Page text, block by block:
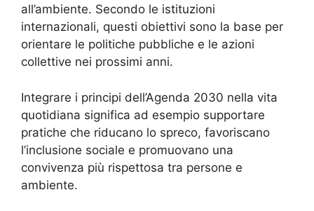
all’ambiente. Secondo le istituzioni
internazionali, questi obiettivi sono la base per
orientare le politiche pubbliche e le azioni
collettive nei prossimi anni.
Integrare i principi dell’Agenda 2030 nella vita
quotidiana significa ad esempio supportare
pratiche che riducano lo spreco, favoriscano
l’inclusione sociale e promuovano una
convivenza più rispettosa tra persone e
ambiente.